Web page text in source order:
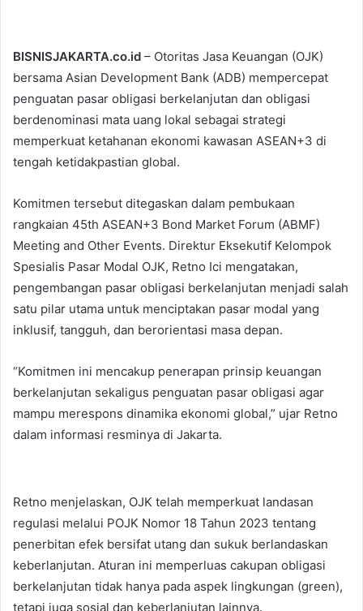
BISNISJAKARTA.co.id – Otoritas Jasa Keuangan (OJK)
bersama Asian Development Bank (ADB) mempercepat
penguatan pasar obligasi berkelanjutan dan obligasi
berdenominasi mata uang lokal sebagai strategi
memperkuat ketahanan ekonomi kawasan ASEAN+3 di
tengah ketidakpastian global.
Komitmen tersebut ditegaskan dalam pembukaan
rangkaian 45th ASEAN+3 Bond Market Forum (ABMF)
Meeting and Other Events. Direktur Eksekutif Kelompok
Spesialis Pasar Modal OJK, Retno Ici mengatakan,
pengembangan pasar obligasi berkelanjutan menjadi salah
satu pilar utama untuk menciptakan pasar modal yang
inklusif, tangguh, dan berorientasi masa depan.
“Komitmen ini mencakup penerapan prinsip keuangan
berkelanjutan sekaligus penguatan pasar obligasi agar
mampu merespons dinamika ekonomi global,” ujar Retno
dalam informasi resminya di Jakarta.
Retno menjelaskan, OJK telah memperkuat landasan
regulasi melalui POJK Nomor 18 Tahun 2023 tentang
penerbitan efek bersifat utang dan sukuk berlandaskan
keberlanjutan. Aturan ini memperluas cakupan obligasi
berkelanjutan tidak hanya pada aspek lingkungan (green),
tetapi juga sosial dan keberlanjutan lainnya.